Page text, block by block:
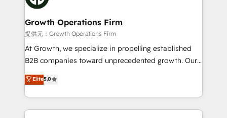
business people and processes, and how they
measurable growth and operational efficiency. Why
Choose Nexa Cognition? 🚀 HubSpot Expertise: Our
certified team specialises in CRM implementation,
marketing automation, and revenue operations. 🤝
Custom Solutions: From onboarding and
HubSpot with your business needs. 🌟 Proven
Results: We’ve helped businesses of all sizes
Growth Operations Firm
提供元：Growth Operations Firm
At Growth, we specialize in propelling established
B2B companies toward unprecedented growth. Our
focus is on fine-tuning and enhancing your growth,
sales, and marketing operations. Unlike conventional
marketing agencies, we dive deep into the
operational aspects of your business, ensuring that
Elite5.0